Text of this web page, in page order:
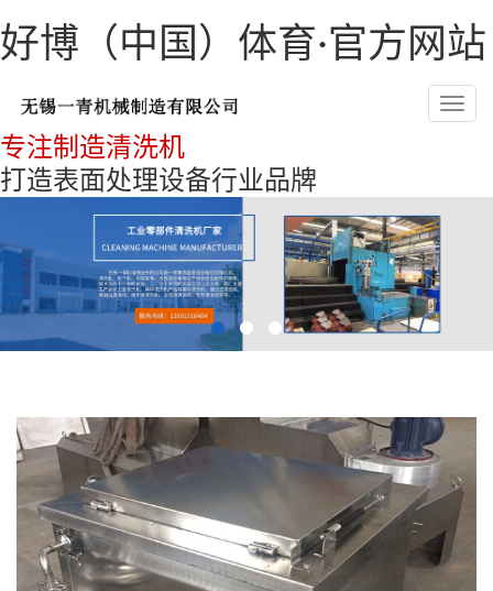
好博（中国）体育·官方网站
专注制造清洗机
打造表面处理设备行业品牌